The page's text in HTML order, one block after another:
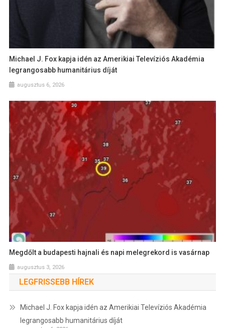
Michael J. Fox kapja idén az Amerikiai Televíziós Akadémia
legrangosabb humanitárius díját
augusztus 6, 2026
Megdőlt a budapesti hajnali és napi melegrekord is vasárnap
augusztus 3, 2026
LEGFRISSEBB HÍREK
Michael J. Fox kapja idén az Amerikiai Televíziós Akadémia
legrangosabb humanitárius díját